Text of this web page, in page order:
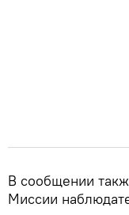
В сообщении
Миссии